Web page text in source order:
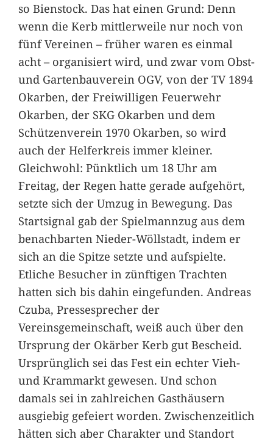
so Bienstock. Das hat einen Grund: Denn
wenn die Kerb mittlerweile nur noch von
fünf Vereinen – früher waren es einmal
acht – organisiert wird, und zwar vom Obst-
und Gartenbauverein OGV, von der TV 1894
Okarben, der Freiwilligen Feuerwehr
Okarben, der SKG Okarben und dem
Schützenverein 1970 Okarben, so wird
auch der Helferkreis immer kleiner.
Gleichwohl: Pünktlich um 18 Uhr am
Freitag, der Regen hatte gerade aufgehört,
setzte sich der Umzug in Bewegung. Das
Startsignal gab der Spielmannzug aus dem
benachbarten Nieder-Wöllstadt, indem er
sich an die Spitze setzte und aufspielte.
Etliche Besucher in zünftigen Trachten
hatten sich bis dahin eingefunden. Andreas
Czuba, Pressesprecher der
Vereinsgemeinschaft, weiß auch über den
Ursprung der Okärber Kerb gut Bescheid.
Ursprünglich sei das Fest ein echter Vieh-
und Krammarkt gewesen. Und schon
damals sei in zahlreichen Gasthäusern
ausgiebig gefeiert worden. Zwischenzeitlich
hätten sich aber Charakter und Standort